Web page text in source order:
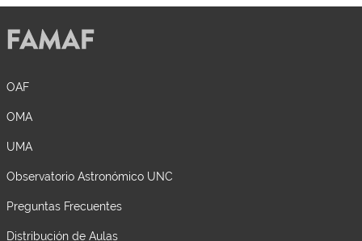
OAF
OMA
UMA
Observatorio Astronómico UNC
Preguntas Frecuentes
Distribución de Aulas